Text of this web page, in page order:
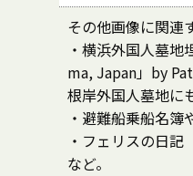
その他画像に関連
・横浜外国人墓
ma, Japan」by
根岸外国人墓地に
・避難船乗船名簿
・フェリスの日記
など。